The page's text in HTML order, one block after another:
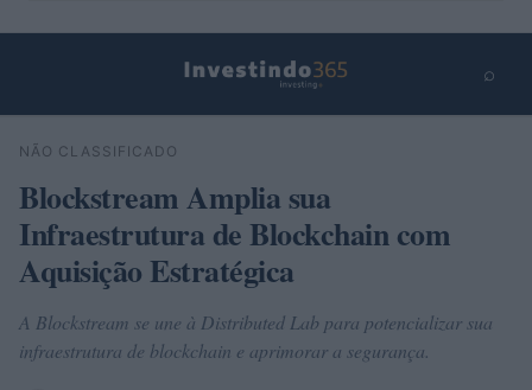
⌕
Buscar
NÃO CLASSIFICADO
Blockstream Amplia sua
Infraestrutura de Blockchain com
Aquisição Estratégica
A Blockstream se une à Distributed Lab para potencializar sua
infraestrutura de blockchain e aprimorar a segurança.